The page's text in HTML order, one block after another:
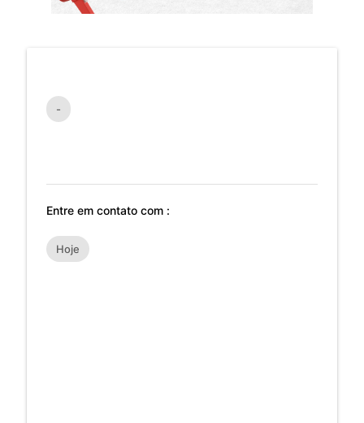
-
Entre em contato com :
Hoje